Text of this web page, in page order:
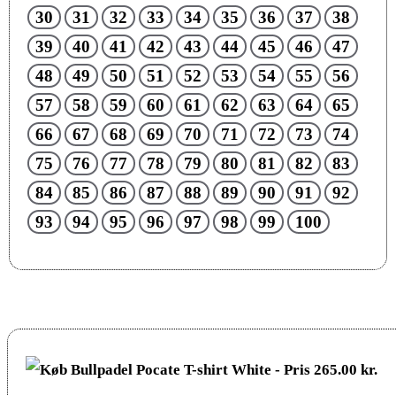
30
31 32 33 34 35 36 37
38
39
40 41 42 43 44 45 46
47
48
49 50 51 52 53 54 55
56
57
58 59 60 61 62 63 64
65
66
67 68 69 70 71 72 73
74
75
76 77 78 79 80 81 82
83
84
85 86 87 88 89 90 91
92
93
94 95 96 97 98 99 100